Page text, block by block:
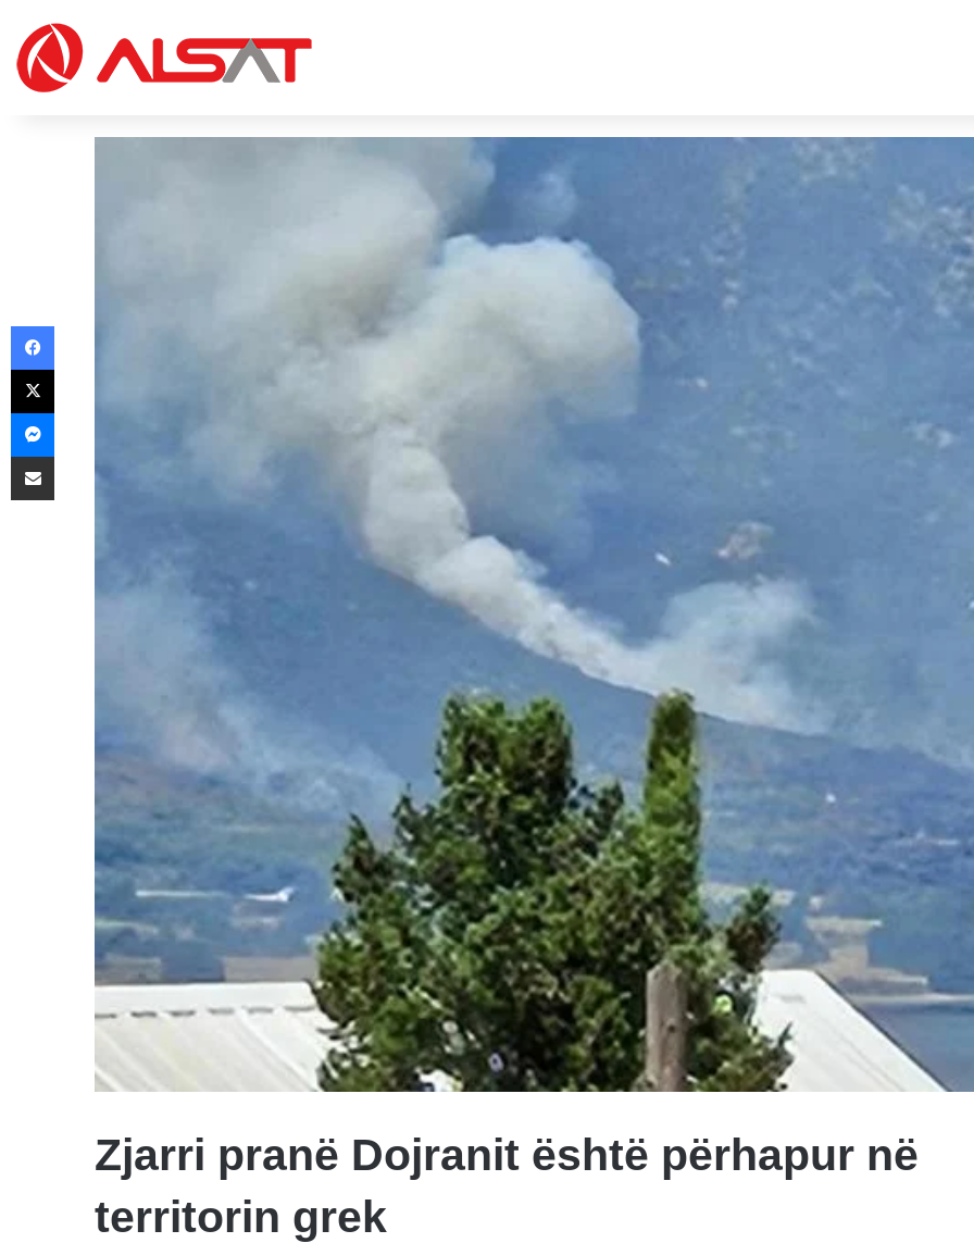
Zjarri pranë Dojranit është përhapur në
territorin grek
Facebook
X
Messenger
Share via Email